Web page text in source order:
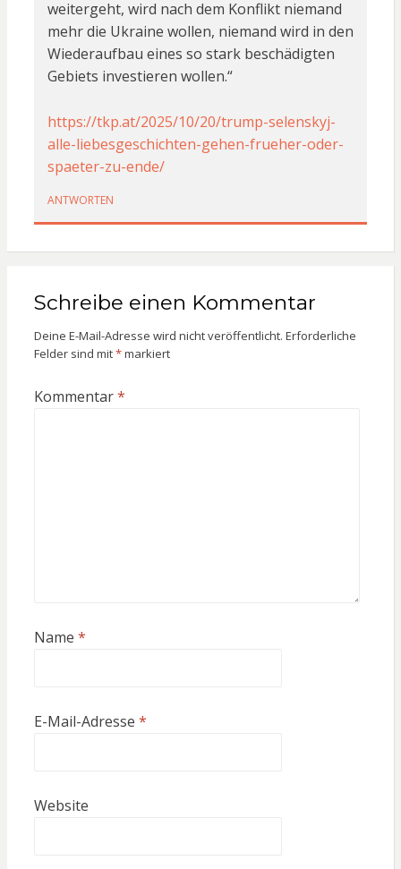
weitergeht, wird nach dem Konflikt niemand
mehr die Ukraine wollen, niemand wird in den
Wiederaufbau eines so stark beschädigten
Gebiets investieren wollen.“
https://tkp.at/2025/10/20/trump-selenskyj-
alle-liebesgeschichten-gehen-frueher-oder-
spaeter-zu-ende/
ANTWORTEN
Schreibe einen Kommentar
Deine E-Mail-Adresse wird nicht veröffentlicht. Erforderliche
Felder sind mit*markiert
Kommentar*
Name *
E-Mail-Adresse *
Website